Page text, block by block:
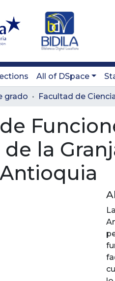
All of DSpace
grado
la